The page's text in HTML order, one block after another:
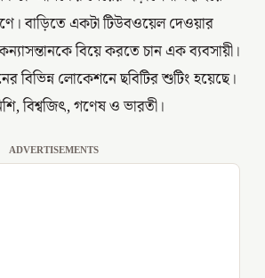
বাড়িতে একটা টিউবওয়েল দেওয়ার
বিয়ে করতে চান এক ব্যবসায়ী।
বিভিন্ন লোকেশনে ছবিটির শুটিং হয়েছে।
বিশ্বজিৎ, গণেষ ও ভারতী।
ADVERTISEMENTS